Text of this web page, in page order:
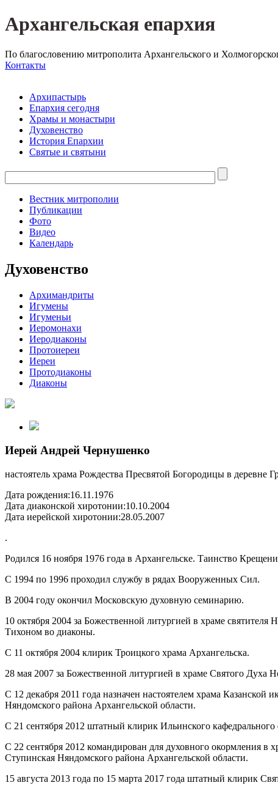
Архангельская епархия
По благословению митрополита Архангельского и
Контакты
Архипастырь
Епархия сегодня
Храмы и монастыри
Духовенство
История Епархии
Святые и святыни
Вестник митрополии
Публикации
Фото
Видео
Календарь
Духовенство
Архимандриты
Игумены
Игуменьи
Иеромонахи
Иеродиаконы
Протоиереи
Иереи
Протодиаконы
Диаконы
Иерей Андрей Чернушенко
настоятель храма Рождества Пресвятой Богородицы в деревне
Дата рождения:16.11.1976
Дата диаконской хиротонии:10.10.2004
Дата иерейской хиротонии:28.05.2007
.
Родился 16 ноября 1976 года в Архангельске. Таинство
С 1994 по 1996 проходил службу в рядах Вооруженных Сил.
В 2004 году окончил Московскую духовную семинарию.
10 октября 2004 за Божественной литургией в храме
Тихоном во диаконы.
С 11 октября 2004 клирик Троицкого храма Архангельска.
28 мая 2007 за Божественной литургией в храме Святого
С 12 декабря 2011 года назначен настоятелем храма
Няндомского района Архангельской области.
С 21 сентября 2012 штатный клирик Ильинского кафедрального
С 22 сентября 2012 командирован для духовного окормления
Ступинская Няндомского района Архангельской области.
15 августа 2013 года по 15 марта 2017 года штатный клирик